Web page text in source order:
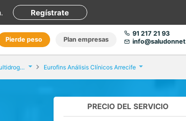
. Regístrate
Pierde peso Plan empresas
91 217 21 93
Test de drogas en orina. Multidrogas Eurofins Análisis Clínicos Arrecife
PRECIO DEL SERVICIO